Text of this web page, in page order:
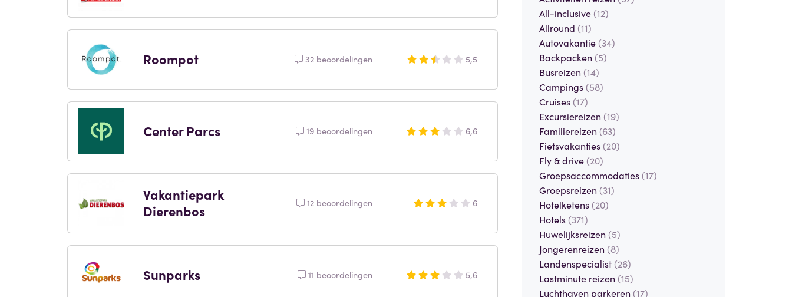
Roompot 32 beoordelingen 5,5
Center Parcs 19 beoordelingen 6,6
Vakantiepark
Dierenbos
12 beoordelingen 6
Sunparks 11 beoordelingen 5,6
All-inclusive (12)
Allround (11)
Autovakantie (34)
Backpacken (5)
Busreizen (14)
Campings (58)
Cruises (17)
Excursiereizen (19)
Familiereizen (63)
Fietsvakanties (20)
Fly & drive (20)
Groepsaccommodaties (17)
Groepsreizen (31)
Hotelketens (20)
Hotels (371)
Huwelijksreizen (5)
Jongerenreizen (8)
Landenspecialist (26)
Lastminute reizen (15)
Luchthaven parkeren (17)